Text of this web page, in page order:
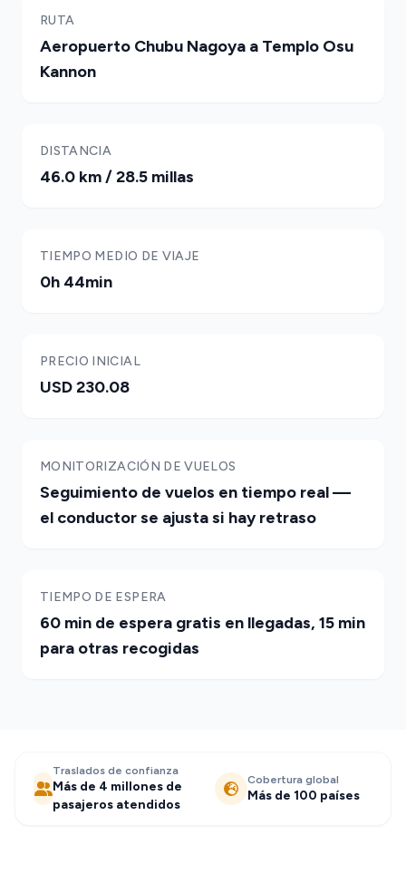
RUTA
Aeropuerto Chubu Nagoya a Templo Osu
Kannon
DISTANCIA
46.0 km / 28.5 millas
TIEMPO MEDIO DE VIAJE
0h 44min
PRECIO INICIAL
USD 230.08
MONITORIZACIÓN DE VUELOS
Seguimiento de vuelos en tiempo real —
el conductor se ajusta si hay retraso
TIEMPO DE ESPERA
60 min de espera gratis en llegadas, 15 min
para otras recogidas
Traslados de confianza
Más de 4 millones de
pasajeros atendidos
Cobertura global
Más de 100 países